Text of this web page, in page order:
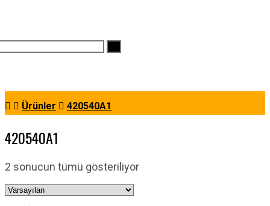
Ürünler 420540A1
420540A1
2 sonucun tümü gösteriliyor